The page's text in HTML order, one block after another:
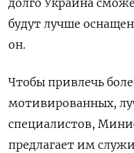
долго Украина
будут лучше
он.
Чтобы привлечь
мотивированных,
специалистов,
предлагает им